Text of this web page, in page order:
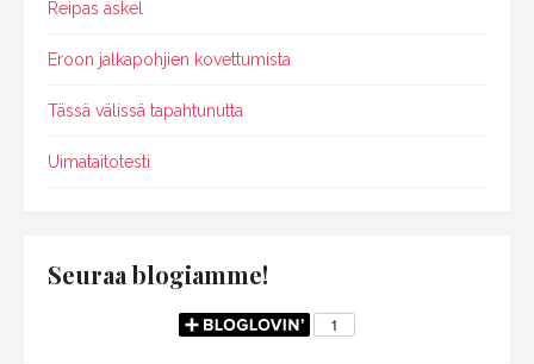
Reipas askel
Eroon jalkapohjien kovettumista
Tässä välissä tapahtunutta
Uimataitotesti
Seuraa blogiamme!